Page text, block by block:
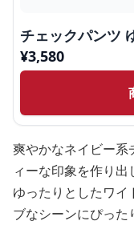
チェックパンツ
¥3,580
爽やかなネイビー系
ィーな印象を作り出
ゆったりとしたワイ
ブなシーンにぴった